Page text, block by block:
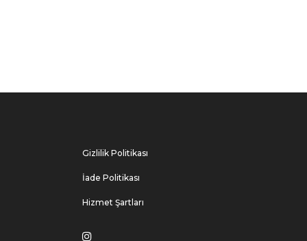
Gizlilik Politikası
İade Politikası
Hizmet Şartları